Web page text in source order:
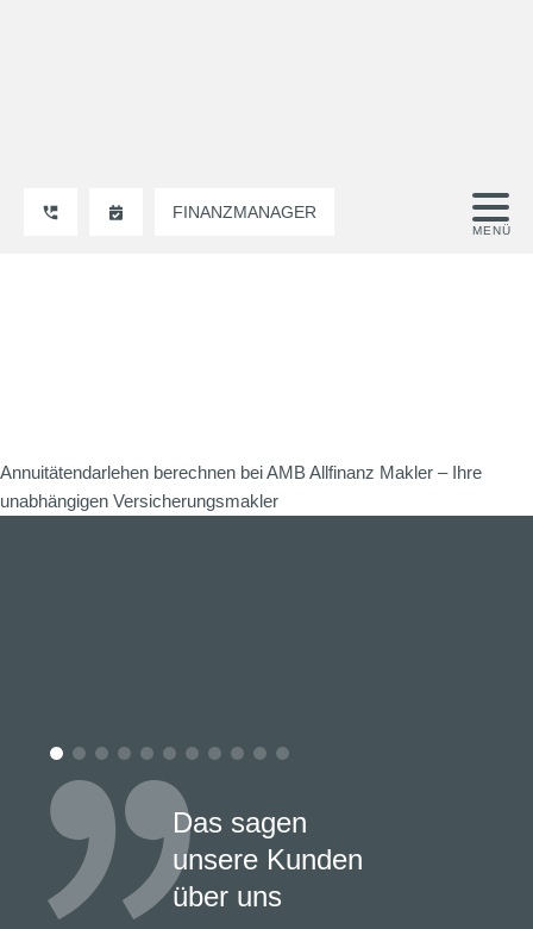
FINANZMANAGER
Annuitätendarlehen berechnen bei AMB Allfinanz Makler – Ihre
unabhängigen Versicherungsmakler
Das sagen
unsere Kunden
über uns